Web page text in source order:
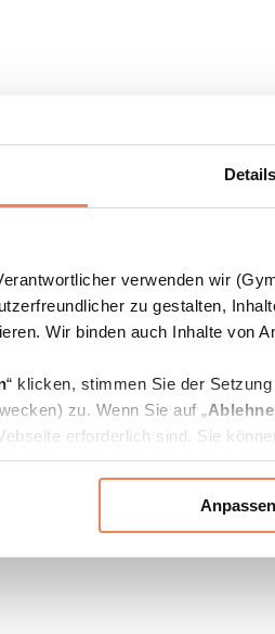
Details
verwenden wir
zu gestalten,
Wir binden auch Inhalte von
“ klicken, stimmen Sie der
zu. Wenn Sie auf „
erforderlich sind. Sie
an- oder abwählen und „
Verarbeitung Ihrer Daten finden
Anpassen